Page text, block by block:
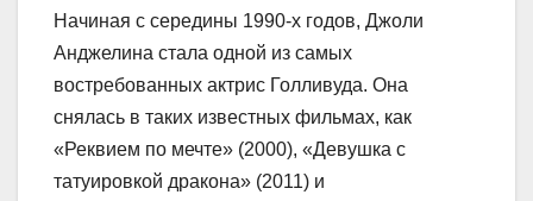
Начиная с середины 1990-х годов, Джоли
Анджелина стала одной из самых
востребованных актрис Голливуда. Она
снялась в таких известных фильмах, как
«Реквием по мечте» (2000), «Девушка с
татуировкой дракона» (2011) и